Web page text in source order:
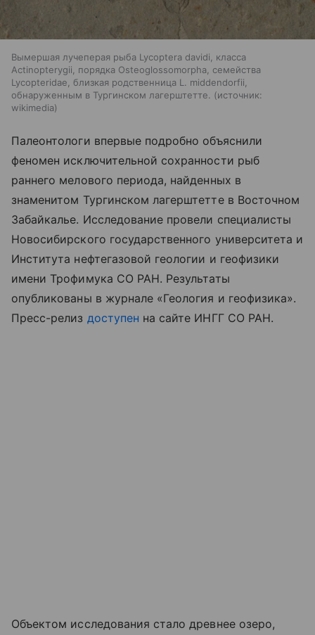
Вымершая лучеперая рыба Lycoptera davidi, класса
Actinopterygii, порядка Osteoglossomorpha, семейства
Lycopteridae, близкая родственница L. middendorfii,
обнаруженным в Тургинском лагерштетте.
источник:
wikimedia
Палеонтологи впервые подробно объяснили
феномен исключительной сохранности рыб
раннего мелового периода, найденных в
знаменитом Тургинском лагерштетте в Восточном
Забайкалье. Исследование провели специалисты
Новосибирского государственного университета и
Института нефтегазовой геологии и геофизики
имени Трофимука СО РАН. Результаты
опубликованы в журнале «Геология и геофизика».
Пресс-релиз доступен на сайте ИНГГ СО РАН.
Объектом исследования стало древнее озеро,